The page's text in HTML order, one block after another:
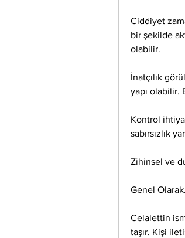
Ciddiyet
bir şekilde
olabilir.
İnatçılık
yapı olabilir.
Kontrol
sabırsızlık
Zihinsel ve
Genel
Celalettin
taşır. Kişi